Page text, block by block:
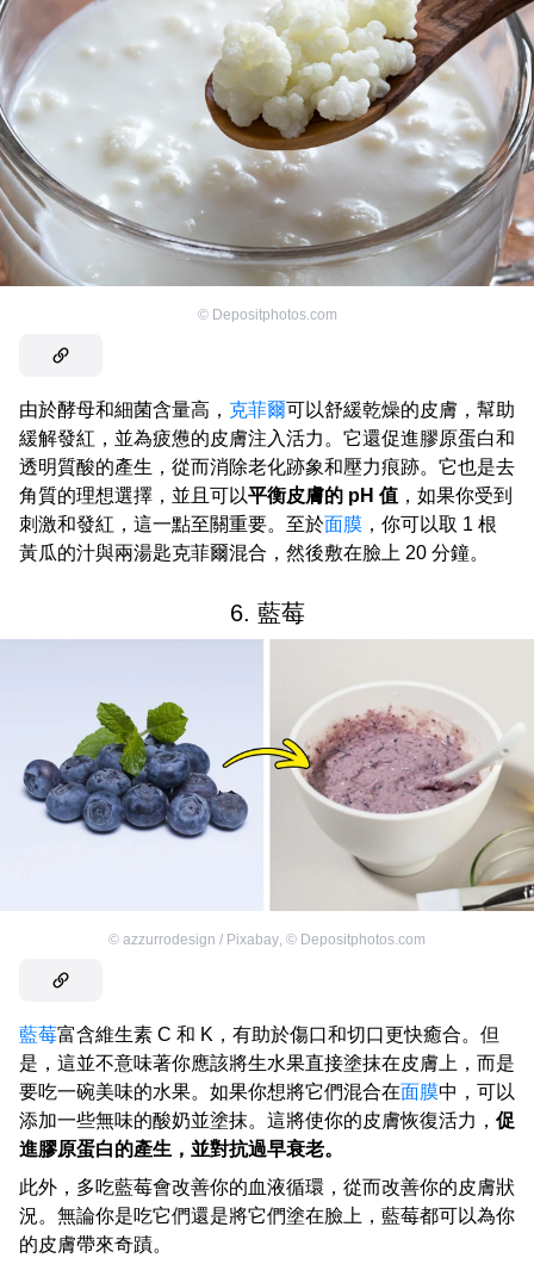
© Depositphotos.com
由於酵母和細菌含量高， 克菲爾可以舒緩乾燥的皮膚，幫助
緩解發紅，並為疲憊的皮膚注入活力。它還促進膠原蛋白和
透明質酸的產生，從而消除老化跡象和壓力痕跡。它也是去
角質的理想選擇，並且可以平衡皮膚的 pH 值 ，如果你受到
刺激和發紅，這一點至關重要。至於面膜 ，你可以取 1 根
黃瓜的汁與兩湯匙克菲爾混合，然後敷在臉上 20 分鐘。
6. 藍莓
© azzurrodesign / Pixabay, © Depositphotos.com
藍莓富含維生素 C 和 K，有助於傷口和切口更快癒合。但
是，這並不意味著你應該將生水果直接塗抹在皮膚上，而是
要吃一碗美味的水果。如果你想將它們混合在面膜中，可以
添加一些無味的酸奶並塗抹。這將使你的皮膚恢復活力， 促
進膠原蛋白的產生，並對抗過早衰老。
此外，多吃藍莓會改善你的血液循環，從而改善你的皮膚狀
況。無論你是吃它們還是將它們塗在臉上，藍莓都可以為你
的皮膚帶來奇蹟。